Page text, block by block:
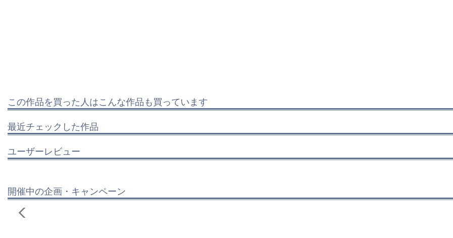
この作品を買った人はこんな作品も買っています
最近チェックした作品
ユーザーレビュー
開催中の企画・キャンペーン